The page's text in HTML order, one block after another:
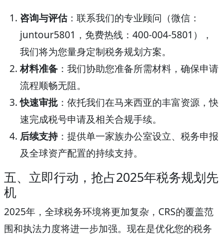
咨询与评估：联系我们的专业顾问（微信：
juntour5801，免费热线：400-004-5801），
我们将为您量身定制税务规划方案。
材料准备 ：我们协助您准备所需材料，确保申请
流程顺畅无阻。
快速审批 ：依托我们在马来西亚的丰富资源，快
速完成税号申请及相关合规手续。
后续支持：提供单一家族办公室设立、税务申报
及全球资产配置的持续支持。
五、立即行动，抢占2025年税务规划先
机
2025年，全球税务环境将更加复杂，CRS的覆盖范
围和执法力度将进一步加强。现在是优化您的税务